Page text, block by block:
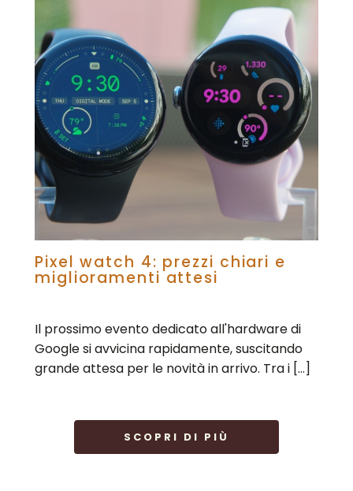
Pixel watch 4: prezzi chiari e
miglioramenti attesi
Il prossimo evento dedicato all'hardware di
Google si avvicina rapidamente, suscitando
grande attesa per le novità in arrivo. Tra i […]
SCOPRI DI PIÙ